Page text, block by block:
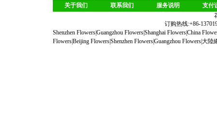
关于我们 联系我们 服务说明
支付
订购热线:+86-
Shenzhen FlowersGuangzhou FlowersShanghai FlowersChina
FlowersBeijing FlowersShenzhen FlowersGuangzhou Flowers大陸